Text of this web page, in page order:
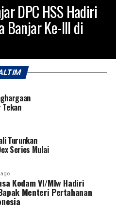
DPC HSS Hadiri
Banjar Ke-III di
Turunkan
Series Mulai
Kodam VI/Mlw Hadiri
Menteri Pertahanan